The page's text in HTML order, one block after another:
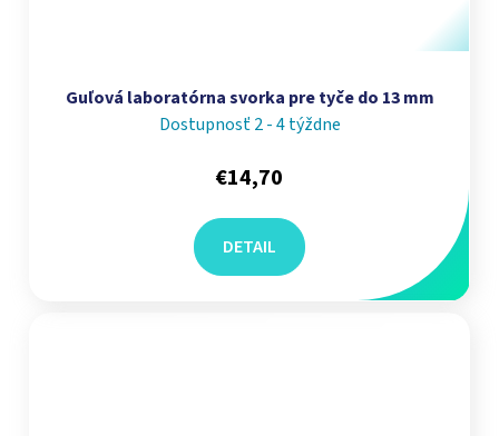
Guľová laboratórna svorka pre tyče do 13 mm
Dostupnosť 2 - 4 týždne
€14,70
DETAIL